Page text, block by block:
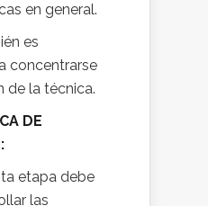
en general.
es
concentrarse
de la técnica.
DE
etapa debe
las